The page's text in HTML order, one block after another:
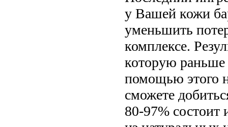
у Вашей кожи
уменьшить
комплексе.
которую раньше
помощью этого
сможете
80-97% состоит